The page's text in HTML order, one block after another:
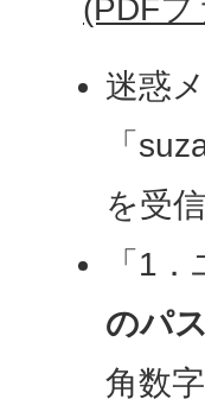
(PDF
迷惑
「
を受
「1
のパ
角数